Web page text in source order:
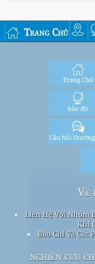
Trang Chủ
Trang Chủ
bản đồ
Câu hỏi
Về
Liên Hệ Với Nhóm
Khí
Báo Chí Và Các
nghiên cứu